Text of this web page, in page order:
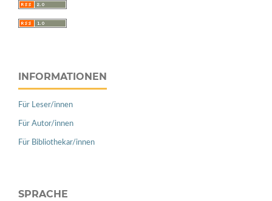
INFORMATIONEN
Für Leser/innen
Für Autor/innen
Für Bibliothekar/innen
SPRACHE